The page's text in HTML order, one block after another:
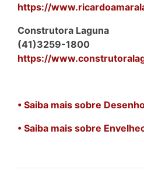
https://
Construtora Laguna
(41)3259-1800
https://
• Saiba mais sobre
• Saiba mais sobre